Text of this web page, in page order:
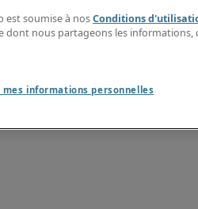
Créer une alerte
Centre
est soumise à nosConditions
dont nous partageons les informations,
informations personnelles